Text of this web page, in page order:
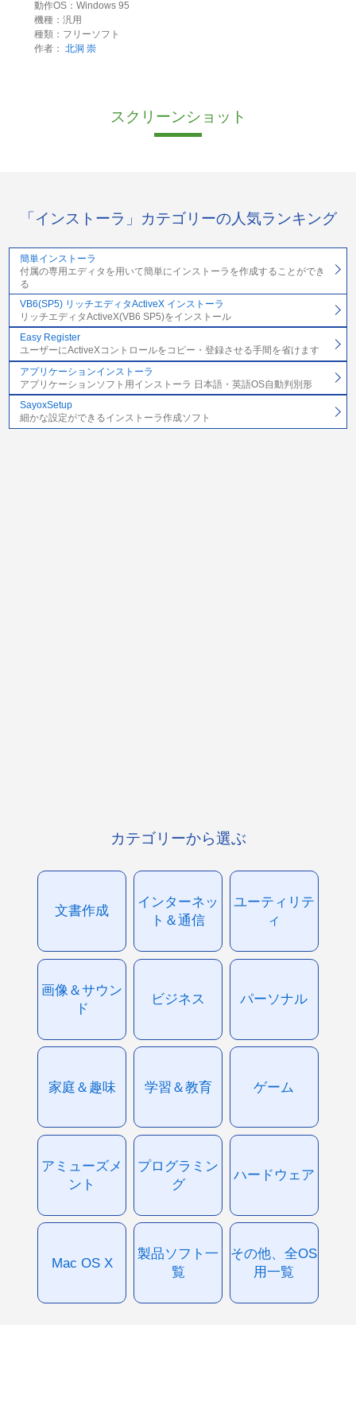
動作OS：Windows 95
機種：汎用
種類：フリーソフト
作者： 北洞 崇
スクリーンショット
「インストーラ」カテゴリーの人気ランキング
簡単インストーラ
付属の専用エディタを用いて簡単にインストーラを作成することができ
る
VB6(SP5) リッチエディタActiveX インストーラ
リッチエディタActiveX(VB6 SP5)をインストール
Easy Register
ユーザーにActiveXコントロールをコピー・登録させる手間を省けます
アプリケーションインストーラ
アプリケーションソフト用インストーラ 日本語・英語OS自動判別形
SayoxSetup
細かな設定ができるインストーラ作成ソフト
カテゴリーから選ぶ
文書作成
インターネッ
ト＆通信
ユーティリテ
ィ
画像＆サウン
ド
ビジネス パーソナル
家庭＆趣味 学習＆教育 ゲーム
アミューズメ
ント
プログラミン
グ
ハードウェア
Mac OS X
製品ソフト一
覧
その他、全OS
用一覧